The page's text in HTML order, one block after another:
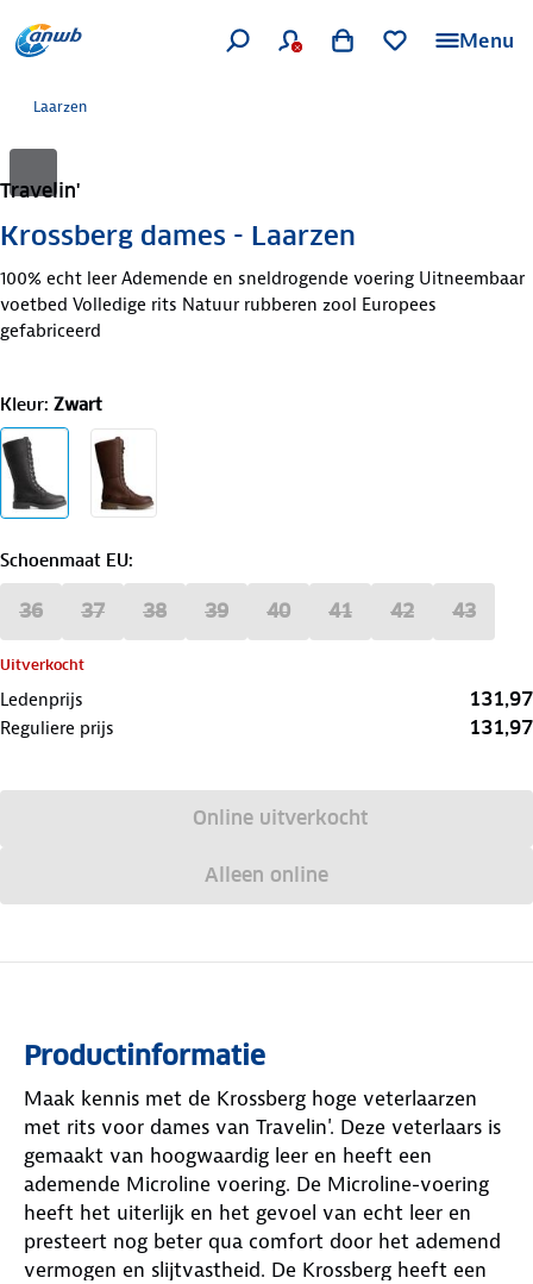
Menu
Laarzen
Travelin'
Krossberg dames - Laarzen
100% echt leer Ademende en sneldrogende voering Uitneembaar
voetbed Volledige rits Natuur rubberen zool Europees
gefabriceerd
Kleur: Zwart
Schoenmaat EU:
36 37 38 39 40 41 42 43
Uitverkocht
Ledenprijs 131,97
Reguliere prijs 131,97
Online uitverkocht
Alleen online
Productinformatie
Maak kennis met de Krossberg hoge veterlaarzen
met rits voor dames van Travelin'. Deze veterlaars is
gemaakt van hoogwaardig leer en heeft een
ademende Microline voering. De Microline-voering
heeft het uiterlijk en het gevoel van echt leer en
presteert nog beter qua comfort door het ademend
vermogen en slijtvastheid. De Krossberg heeft een